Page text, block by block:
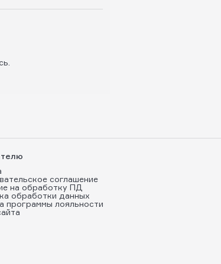
соглашение
на обработку ПД
обработки данных
программы лояльности